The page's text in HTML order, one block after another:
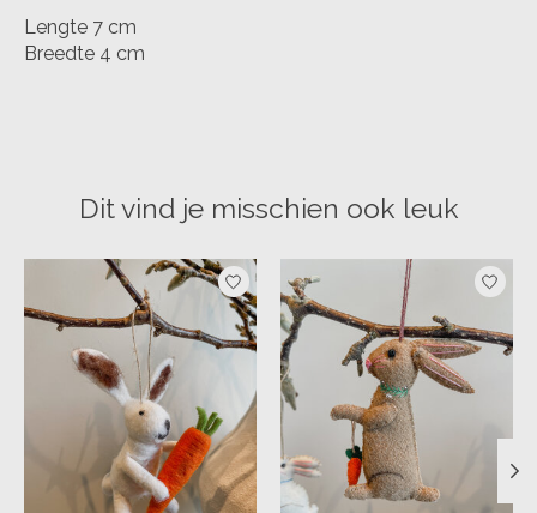
Lengte 7 cm
Breedte 4 cm
Dit vind je misschien ook leuk
Items van productcarrousel